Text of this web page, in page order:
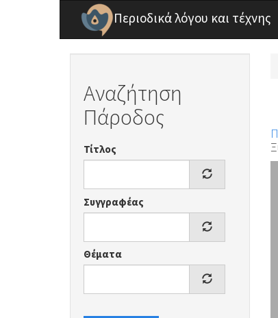
Παράκαμψη προς το κυρίως περιεχόμενο
Περιοδικά λόγου και τέχνης
Αναζήτηση
Πάροδος
Τίτλος
Συγγραφέας
Θέματα